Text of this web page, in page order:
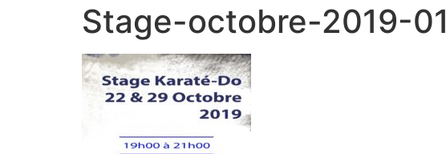
Stage-octobre-2019-01